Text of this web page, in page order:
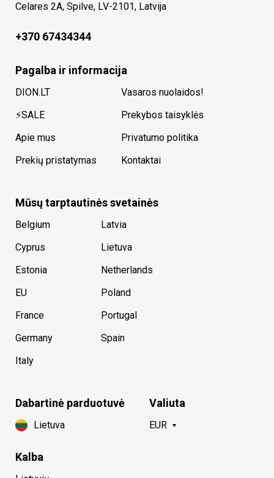
Celares 2A, Spilve, LV-2101, Latvija
+370 67434344
Pagalba ir informacija
DION.LT
⚡SALE
Apie mus
Prekių pristatymas
Vasaros nuolaidos!
Prekybos taisyklės
Privatumo politika
Kontaktai
Mūsų tarptautinės svetainės
Belgium
Cyprus
Estonia
EU
France
Germany
Italy
Latvia
Lietuva
Netherlands
Poland
Portugal
Spain
Dabartinė parduotuvė
Lietuva
Kalba
Valiuta
EUR